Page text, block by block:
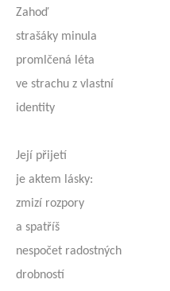
Zahoď
strašáky minula
promlčená léta
ve strachu z vlastní
identity
Její přijetí
je aktem lásky:
zmizí rozpory
a spatříš
nespočet radostných
drobností